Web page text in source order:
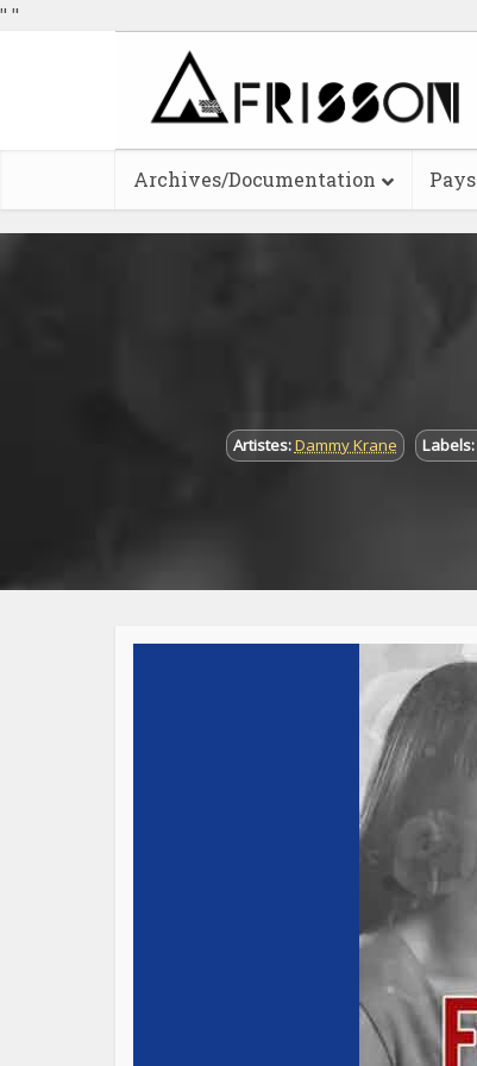
" "
Archives/Documentation Pays
Artistes:Dammy Krane Labels: